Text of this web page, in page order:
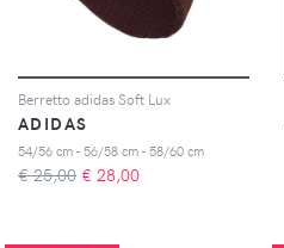
Berretto adidas Soft Lux
ADIDAS
54/56 cm - 56/58 cm - 58/60 cm
€ 25,00 € 28,00